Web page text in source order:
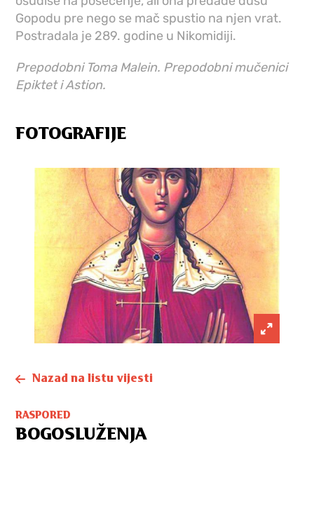
Gopodu pre nego se mač spustio na njen vrat.
Postradala je 289. godine u Nikomidiji.
Prepodobni Toma Malein. Prepodobni mučenici
Epiktet i Astion.
FOTOGRAFIJE
Nazad na listu vijesti
RASPORED
BOGOSLUŽENJA